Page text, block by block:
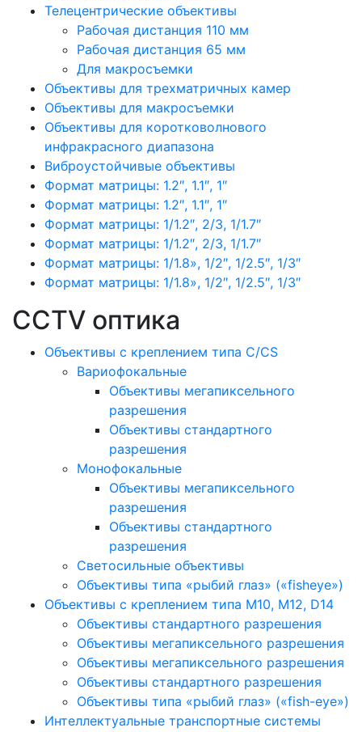
Телецентрические объективы
Рабочая дистанция 110 мм
Рабочая дистанция 65 мм
Для макросъемки
Объективы для трехматричных камер
Объективы для макросъемки
Объективы для коротковолнового
инфракрасного диапазона
Виброустойчивые объективы
Формат матрицы: 1.2″, 1.1″, 1″
Формат матрицы: 1.2″, 1.1″, 1″
Формат матрицы: 1/1.2″, 2/3, 1/1.7″
Формат матрицы: 1/1.2″, 2/3, 1/1.7″
Формат матрицы: 1/1.8», 1/2″, 1/2.5″, 1/3″
Формат матрицы: 1/1.8», 1/2″, 1/2.5″, 1/3″
CCTV оптика
Объективы с креплением типа C/CS
Вариофокальные
Объективы мегапиксельного
разрешения
Объективы стандартного
разрешения
Монофокальные
Объективы мегапиксельного
разрешения
Объективы стандартного
разрешения
Светосильные объективы
Объективы типа «рыбий глаз» («fisheye»)
Объективы с креплением типа M10, M12, D14
Объективы стандартного разрешения
Объективы мегапиксельного разрешения
Объективы мегапиксельного разрешения
Объективы стандартного разрешения
Объективы типа «рыбий глаз» («fish-eye»)
Интеллектуальные транспортные системы